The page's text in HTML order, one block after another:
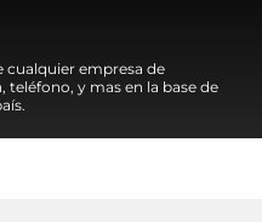
cualquier empresa de
y mas en la base de